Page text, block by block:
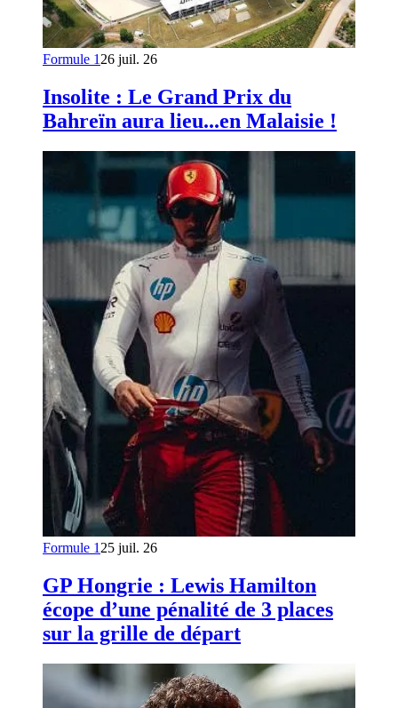
Formule 1 26 juil. 26
Insolite : Le Grand Prix du
Bahreïn aura lieu...en Malaisie !
Formule 1 25 juil. 26
GP Hongrie : Lewis Hamilton
écope d’une pénalité de 3 places
sur la grille de départ